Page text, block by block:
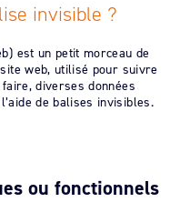
invisible ?
est un petit morceau de
web, utilisé pour suivre
diverses données
de balises invisibles.
ou fonctionnels